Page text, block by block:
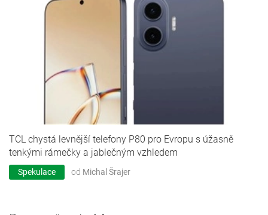
TCL chystá levnější telefony P80 pro Evropu s úžasně
tenkými rámečky a jablečným vzhledem
Spekulace od Michal Šrajer